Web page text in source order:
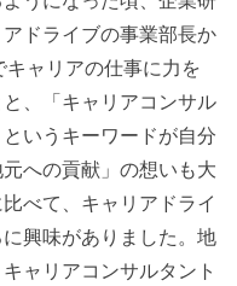
ドライブの事業部長か
ャリアの仕事に力を
、「キャリアコンサル
いうキーワードが自分
への貢献」の想いも大
べて、キャリアドライ
興味がありました。地
ャリアコンサルタント